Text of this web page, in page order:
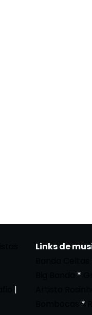
|
Links de
*
*